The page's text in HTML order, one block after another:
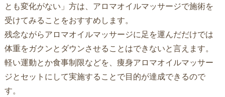
とも変化がない」方は、アロマオイルマッサージで施術を
受けてみることをおすすめします。
残念ながらアロマオイルマッサージに足を運んだだけでは
体重をガクンとダウンさせることはできないと言えます。
軽い運動とか食事制限などを、痩身アロマオイルマッサー
ジとセットにして実施することで目的が達成できるので
す。